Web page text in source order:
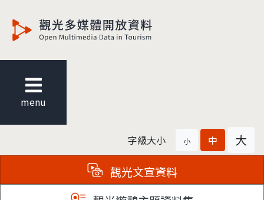
menu
字級大小 小 中 大
觀光文宣資料